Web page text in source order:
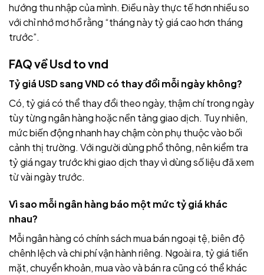
hướng thu nhập của mình. Điều này thực tế hơn nhiều so
với chỉ nhớ mơ hồ rằng “tháng này tỷ giá cao hơn tháng
trước”.
FAQ vềUsd to vnd
Tỷ giá USD sang VND có thay đổi mỗi ngày không?
Có, tỷ giá có thể thay đổi theo ngày, thậm chí trong ngày
tùy từng ngân hàng hoặc nền tảng giao dịch. Tuy nhiên,
mức biến động nhanh hay chậm còn phụ thuộc vào bối
cảnh thị trường. Với người dùng phổ thông, nên kiểm tra
tỷ giá ngay trước khi giao dịch thay vì dùng số liệu đã xem
từ vài ngày trước.
Vì sao mỗi ngân hàng báo một mức tỷ giá khác
nhau?
Mỗi ngân hàng có chính sách mua bán ngoại tệ, biên độ
chênh lệch và chi phí vận hành riêng. Ngoài ra, tỷ giá tiền
mặt, chuyển khoản, mua vào và bán ra cũng có thể khác